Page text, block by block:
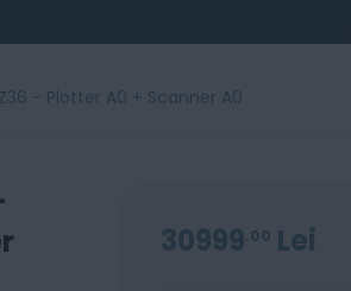
- Plotter A0 + Scanner A0
30999 00 Lei